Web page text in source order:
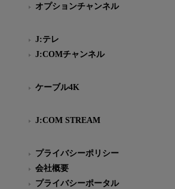
オプションチャンネル
J:テレ
J:COMチャンネル
ケーブル4K
J:COM STREAM
プライバシーポリシー
会社概要
プライバシーポータル